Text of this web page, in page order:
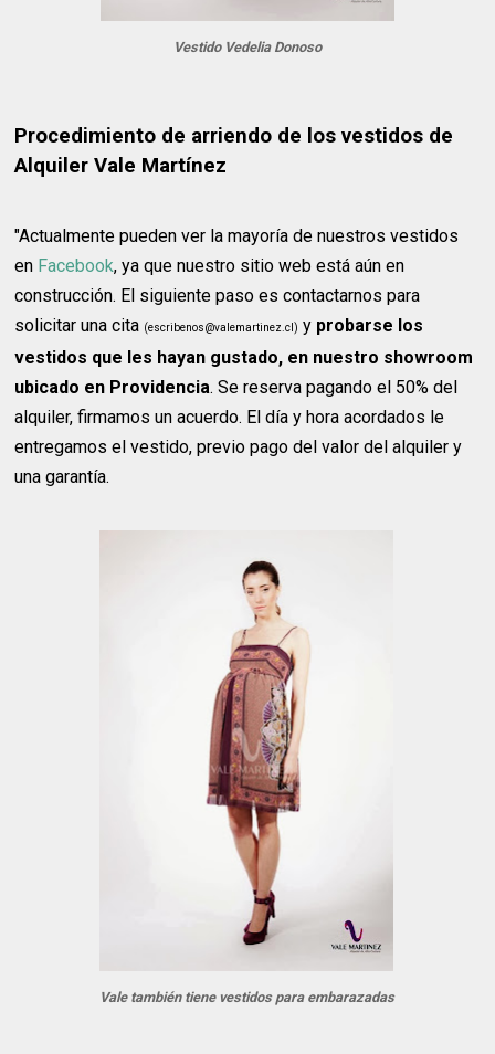
Vestido Vedelia Donoso
Procedimiento de arriendo de los vestidos de
Alquiler Vale Martínez
"Actualmente pueden ver la mayoría de nuestros vestidos
en Facebook, ya que nuestro sitio web está aún en
construcción. El siguiente paso es contactarnos para
solicitar una cita (escribenos@valemartinez.cl) y probarse los
vestidos que les hayan gustado, en nuestro showroom
ubicado en Providencia. Se reserva pagando el 50% del
alquiler, firmamos un acuerdo. El día y hora acordados le
entregamos el vestido, previo pago del valor del alquiler y
una garantía.
Vale también tiene vestidos para embarazadas